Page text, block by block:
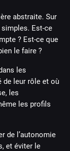
abstraite. Sur
Est-ce
? Est-ce que
le faire ?
les
de leur rôle et où
les
les profils
de l’autonomie
et éviter le